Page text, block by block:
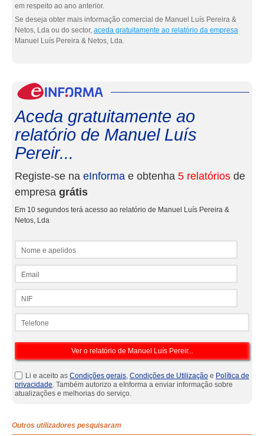
em respeito ao ano anterior.
Se deseja obter mais informação comercial de Manuel Luís Pereira &
Netos, Lda ou do sector, aceda gratuitamente ao relatório da empresa
Manuel Luís Pereira & Netos, Lda.
Aceda gratuitamente ao
relatório de Manuel Luís
Pereir...
Registe-se na eInforma e obtenha 5 relatórios de
empresa grátis
Em 10 segundos terá acesso ao relatório de Manuel Luís Pereira &
Netos, Lda
Li e aceito as Condições gerais, Condições de Utilização e Política de
privacidade. Também autorizo a eInforma a enviar informação sobre
atualizações e melhorias do serviço.
Outros utilizadores pesquisaram